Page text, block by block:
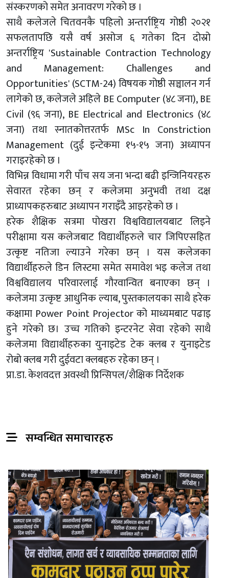
संस्करणको समेत अनावरण गरेको छ ।
साथै कलेजले चितवनकै पहिलो अन्तर्राष्ट्रिय गोष्ठी २०२१
सफलतापछि यसै वर्ष असोज ६ गतेका दिन दोस्रो
अन्तर्राष्ट्रिय 'Sustainable Contraction Technology
and Management: Challenges and
Opportunities' (SCTM-24) विषयक गोष्ठी सञ्चालन गर्न
लागेको छ, कलेजले अहिले BE Computer (४८ जना), BE
Civil (९६ जना), BE Electrical and Electronics (४८
जना) तथा स्नातकोत्तरतर्फ MSc In Constriction
Management (दुई इन्टेकमा १५-१५ जना) अध्यापन
गराइरहेको छ ।
विभिन्न विधामा गरी पाँच सय जना भन्दा बढी इन्जिनियरहरु
सेवारत रहेका छन् र कलेजमा अनुभवी तथा दक्ष
प्राध्यापकहरुबाट अध्यापन गराइँदै आइरहेको छ ।
हरेक शैक्षिक सत्रमा पोखरा विश्वविद्यालयबाट लिइने
परीक्षामा यस कलेजबाट विद्यार्थीहरुले चार जिपिएसहित
उत्कृष्ट नतिजा ल्याउने गरेका छन् । यस कलेजका
विद्यार्थीहरुले डिन लिस्टमा समेत समावेश भइ कलेज तथा
विश्वविद्यालय परिवारलाई गौरवान्वित बनाएका छन् ।
कलेजमा उत्कृष्ट आधुनिक ल्याब, पुस्तकालयका साथै हरेक
कक्षामा Power Point Projector को माध्यमबाट पढाइ
हुने गरेको छ। उच्च गतिको इन्टरनेट सेवा रहेको साथै
कलेजमा विद्यार्थीहरुका युनाइटेड टेक क्लब र युनाइटेड
रोबो क्लब गरी दुईवटा क्लबहरु रहेका छन् ।
प्रा.डा. केशवदत्त अवस्थी प्रिन्सिपल/शैक्षिक निर्देशक
सम्वन्धित समाचारहरु